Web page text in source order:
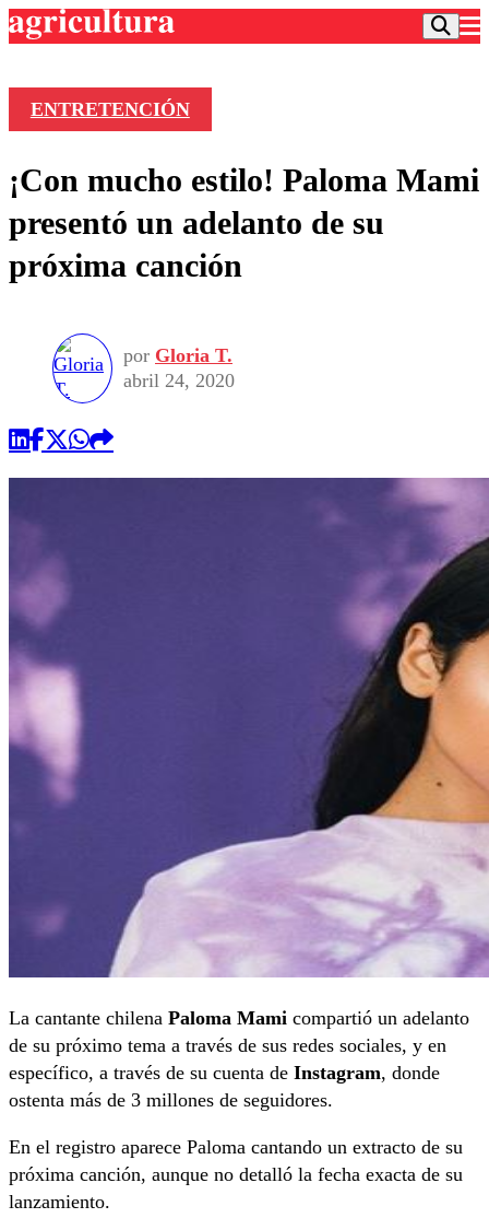
Frecuencias
Agricultura TV
Deportes
Colo Colo
Seleccion Chilena
Torneo Internacional
Entretención
Economía
Internacional
Publicaciones en medios
Opinión
ENTRETENCIÓN
¡Con mucho estilo! Paloma Mami
presentó un adelanto de su
próxima canción
por Gloria T.
abril 24, 2020
La cantante chilena Paloma Mami compartió un adelanto
de su próximo tema a través de sus redes sociales, y en
específico, a través de su cuenta de Instagram, donde
ostenta más de 3 millones de seguidores.
En el registro aparece Paloma cantando un extracto de su
próxima canción, aunque no detalló la fecha exacta de su
lanzamiento.